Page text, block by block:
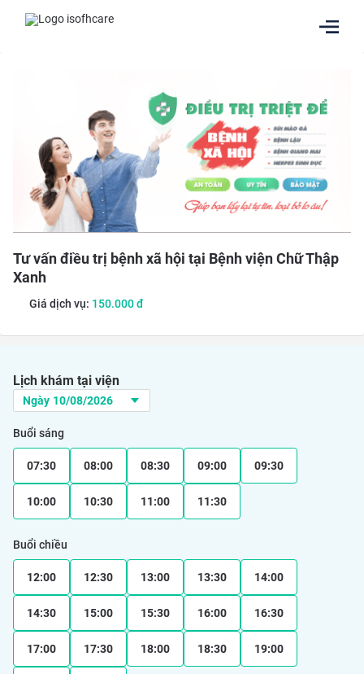
Tư vấn điều trị bệnh xã hội tại Bệnh viện Chữ Thập
Xanh
Giá dịch vụ: 150.000đ
Lịch khám tại viện
Buổi sáng
07:30 08:00 08:30 09:00 09:30
10:00 10:30 11:00 11:30
Buổi chiều
12:00 12:30 13:00 13:30 14:00
14:30 15:00 15:30 16:00 16:30
17:00 17:30 18:00 18:30 19:00